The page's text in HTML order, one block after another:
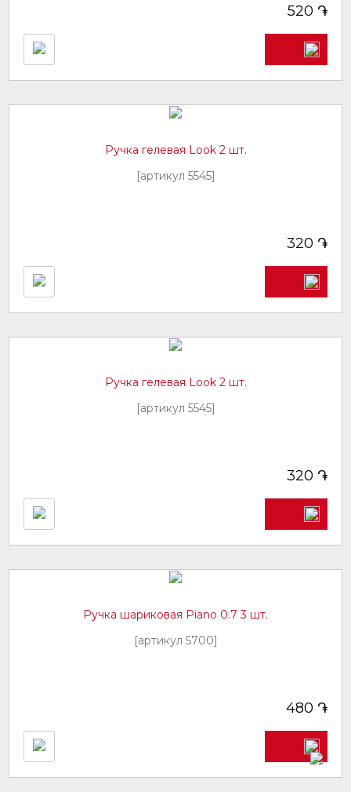
520 ֏
Ручка гелевая Look 2 шт.
[артикул 5545]
320 ֏
Ручка гелевая Look 2 шт.
[артикул 5545]
320 ֏
Ручка шариковая Piano 0.7 3 шт.
[артикул 5700]
480 ֏